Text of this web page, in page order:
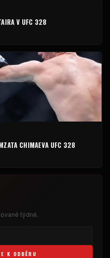
V UFC 328
CHIMAEVA UFC 328
týdně.
K ODBĚRU